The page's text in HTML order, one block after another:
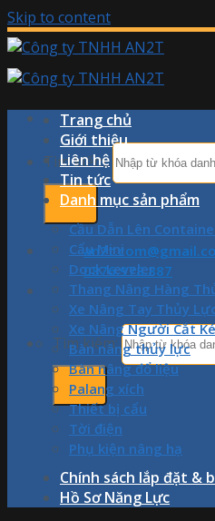
Skip to content
Tìm kiếm:
0876.978.887
Tìm kiếm:
Trang chủ
Giới thiệu
Liên hệ
Tin tức
Danh mục sản phẩm
Cầu Dẫn Lên
Cẩu Mini
Dock Leveler
Thang Nâng Hàng
Xe Nâng Tay Thủy
Xe Nâng Người Cắt
Bàn nâng thủy lực
Bàn nâng đổ liệu
Palang xích
Thiết bị cẩu
Tời điện
Phụ kiện nâng hạ
Chính sách lắp đặt &
Hồ Sơ Năng Lực